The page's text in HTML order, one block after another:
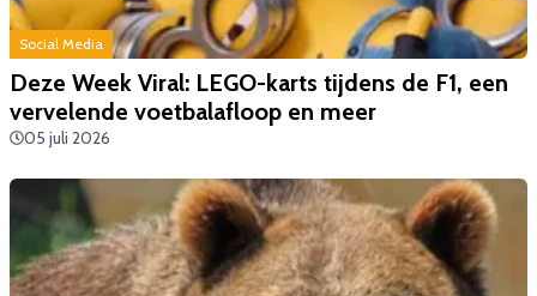
Social Media
Deze Week Viral: LEGO-karts tijdens de F1, een
vervelende voetbalafloop en meer
05 juli 2026